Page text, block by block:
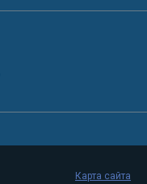
Карта сайта